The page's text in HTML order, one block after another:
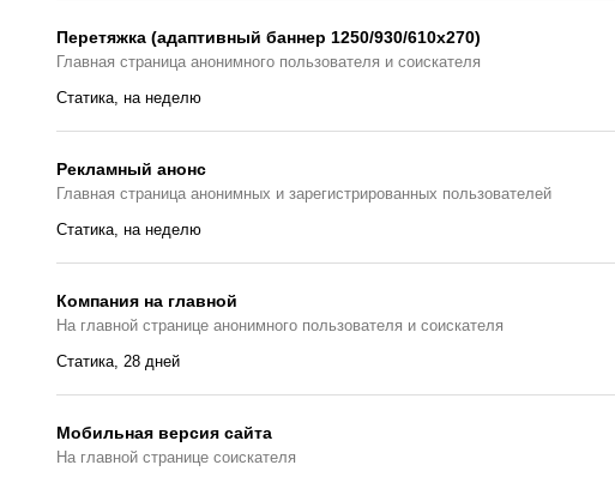
Перетяжка (адаптивный баннер 1250/930/610х270)
Главная страницa анонимного пользователя и соискателя
Статика, на неделю
Рекламный анонс
Главная страница анонимных и зарегистрированных пользователей
Статика, на неделю
Компания на главной
На главной странице анонимного пользователя и соискателя
Статика, 28 дней
Мобильная версия сайта
На главной странице соискателя